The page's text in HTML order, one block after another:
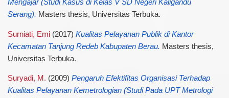
Mengajar (Studi Kasus di Kelas V SD Negeri Kaligandu
Serang). Masters thesis, Universitas Terbuka.
Surniati, Emi(2017) Kualitas Pelayanan Publik di Kantor
Kecamatan Tanjung Redeb Kabupaten Berau. Masters thesis,
Universitas Terbuka.
Suryadi, M. (2009) Pengaruh Efektifitas Organisasi Terhadap
Kualitas Pelayanan Kemetrologian (Studi Pada UPT Metrologi